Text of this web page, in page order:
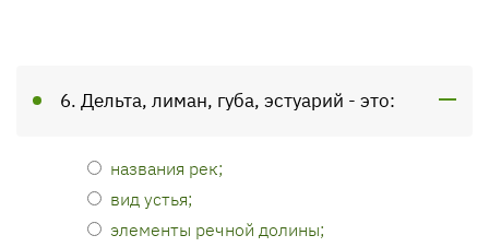
6. Дельта, лиман, губа, эстуарий - это:
названия рек;
вид устья;
элементы речной долины;